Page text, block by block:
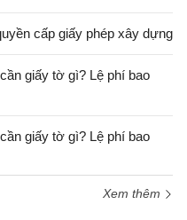
cấp giấy phép xây dựng
giấy tờ gì? Lệ phí bao
giấy tờ gì? Lệ phí bao
Xem thêm